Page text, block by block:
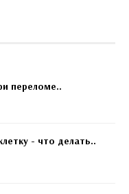
переломе..
- что делать..